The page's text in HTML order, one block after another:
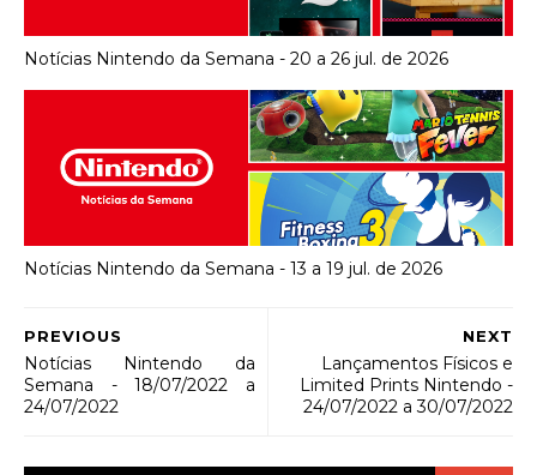
Notícias Nintendo da Semana - 20 a 26 jul. de 2026
Notícias Nintendo da Semana - 13 a 19 jul. de 2026
NEXT
Lançamentos Físicos e
Limited Prints Nintendo -
24/07/2022 a 30/07/2022
PREVIOUS
Notícias Nintendo da
Semana - 18/07/2022 a
24/07/2022